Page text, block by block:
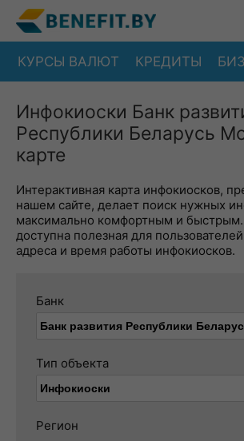
КУРСЫ ВАЛЮТ КРЕДИТЫ
Инфокиоски Банк
Республики Беларусь
карте
Интерактивная карта инфокиосков,
нашем сайте, делает поиск нужных
максимально комфортным и
доступна полезная для
адреса и время работы инфокиосков.
Банк
Тип объекта
Регион